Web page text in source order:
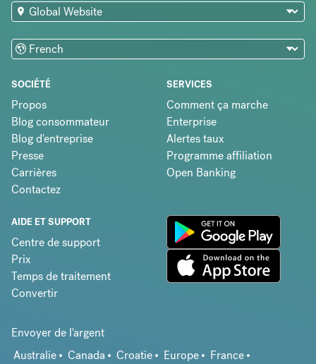
SOCIÉTÉ
Propos
Blog consommateur
Blog d'entreprise
Presse
Carrières
Contactez
SERVICES
Comment ça marche
Enterprise
Alertes taux
Programme affiliation
Open Banking
AIDE ET SUPPORT
Centre de support
Prix
Temps de traitement
Convertir
Envoyer de l'argent
Australie
Canada Croatie Europe
France